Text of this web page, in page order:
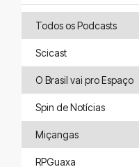
Todos os Podcasts
Scicast
O Brasil vai pro Espaço
Spin de Notícias
Miçangas
RPGuaxa